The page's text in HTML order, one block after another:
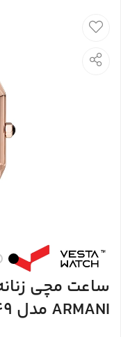
ARMANI مدل AR11149